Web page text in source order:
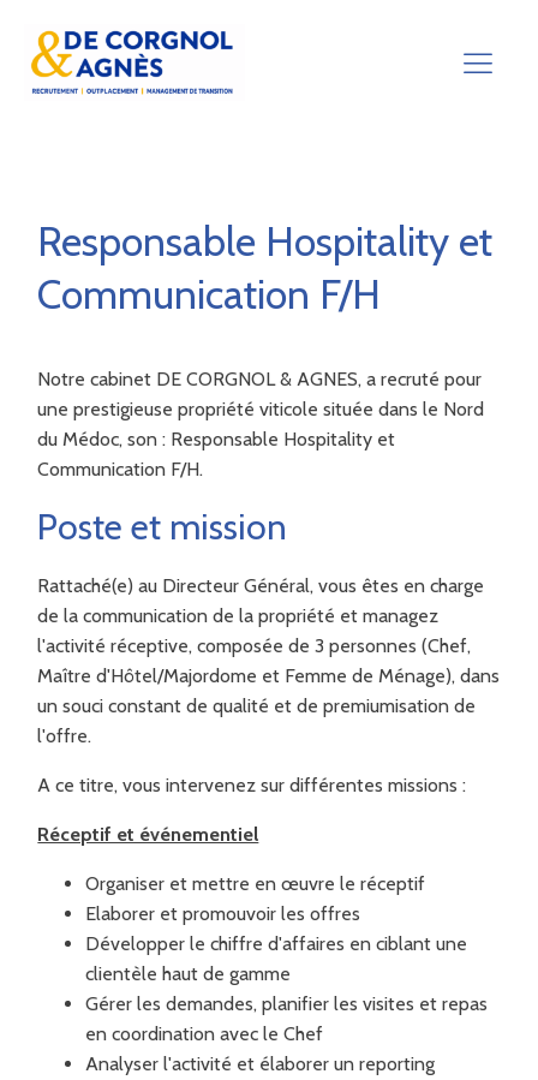
Responsable Hospitality et
Communication F/H
Notre cabinet DE CORGNOL & AGNES, a recruté pour
une prestigieuse propriété viticole située dans le Nord
du Médoc, son : Responsable Hospitality et
Communication F/H.
Poste et mission
Rattaché(e) au Directeur Général, vous êtes en charge
de la communication de la propriété et managez
l'activité réceptive, composée de 3 personnes (Chef,
Maître d'Hôtel/Majordome et Femme de Ménage), dans
un souci constant de qualité et de premiumisation de
l'offre.
A ce titre, vous intervenez sur différentes missions :
Réceptif et événementiel
Organiser et mettre en œuvre le réceptif
Elaborer et promouvoir les offres
Développer le chiffre d'affaires en ciblant une
clientèle haut de gamme
Gérer les demandes, planifier les visites et repas
en coordination avec le Chef
Analyser l'activité et élaborer un reporting